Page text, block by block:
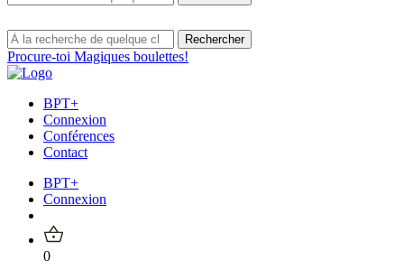
Procure-toi Magiques boulettes!
BPT+
Connexion
Conférences
Contact
BPT+
Connexion
0